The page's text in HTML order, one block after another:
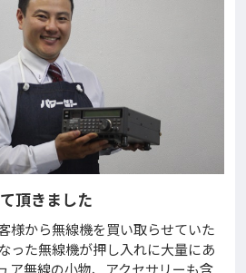
頂きました
様から無線機を買い取らせていた
った無線機が押し入れに大量にあ
ア無線の小物、アクセサリーも含